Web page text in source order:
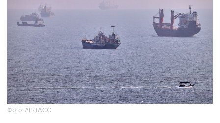
Фото: AP/ТАСС